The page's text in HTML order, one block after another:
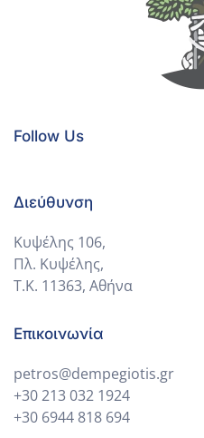
Follow Us
Διεύθυνση
Κυψέλης 106,
Πλ. Κυψέλης,
Τ.Κ. 11363, Αθήνα
Επικοινωνία
petros@dempegiotis.gr
+30 213 032 1924
+30 6944 818 694